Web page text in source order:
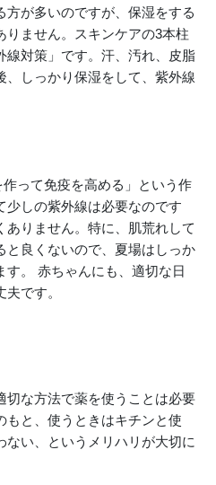
方が多いのですが、保湿をする
りません。スキンケアの3本柱
線対策」です。汗、汚れ、皮脂
、しっかり保湿をして、紫外線
って免疫を高める」という作
少しの紫外線は必要なのです
ありません。特に、肌荒れして
と良くないので、夏場はしっか
す。 赤ちゃんにも、適切な日
です。
切な方法で薬を使うことは必要
もと、使うときはキチンと使
ない、というメリハリが大切に